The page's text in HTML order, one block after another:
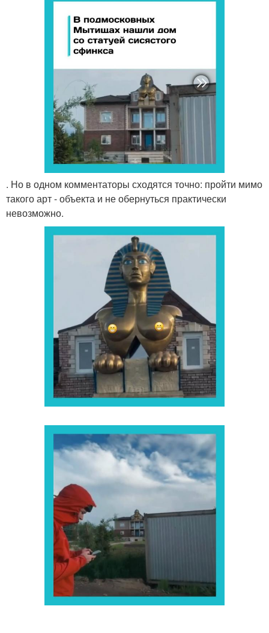
. Но в одном комментаторы сходятся точно: пройти мимо
такого арт - объекта и не обернуться практически
невозможно.